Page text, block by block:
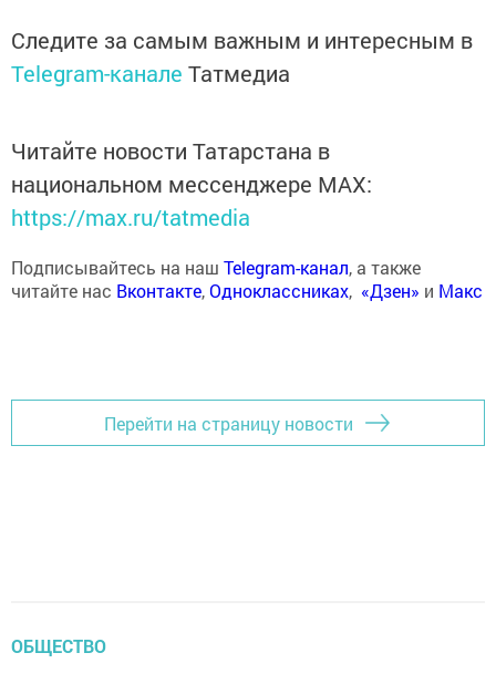
Следите за самым важным и интересным в
Telegram-канале Татмедиа
Читайте новости Татарстана в
национальном мессенджере MАХ:
https://max.ru/tatmedia
Подписывайтесь на наш Telegram-канал, а также
читайте нас Вконтакте,Одноклассниках, «Дзен» и Макс
Перейти на страницу новости
ОБЩЕСТВО